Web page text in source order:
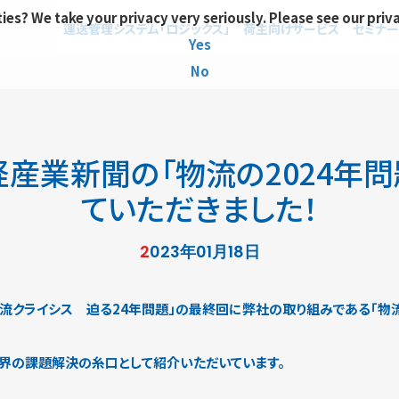
運送管理システム「ロジックス」 荷主向けサービス セミナー
産業新聞の「物流の2024年
ていただきました！
2023年01月18日
ライシス 迫る24年問題」の最終回に弊社の取り組みである「物
課題解決の糸口として紹介いただいています。
We take your privacy very seriously. Please see our
Yes
No